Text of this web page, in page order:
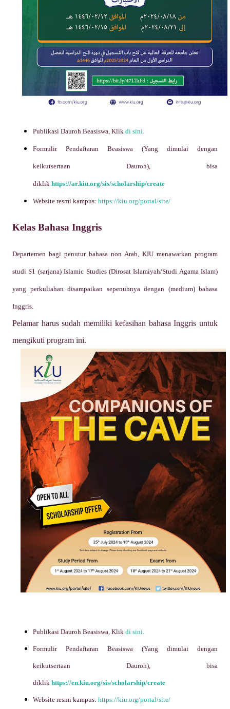
Publikasi Dauroh Beasiswa, Klik di sini.
Formulir Pendaftaran Beasiswa (Yang dimulai dengan
keikutsertaan Dauroh), bisa
diklik https://ar.kiu.org/sis/scholarship/create
Website resmi kampus: https://kiu.org/portal/site/
Kelas Bahasa Inggris
Departemen bagi penutur bahasa non Arab, KIU menawarkan program
studi S1 (sarjana) Islamic Studies (Dirosat Islamiyah/Studi Agama Islam)
yang perkuliahan disampaikan sepenuhnya dengan (medium) bahasa
Inggris.
Pelamar harus sudah memiliki kefasihan bahasa Inggris untuk
mengikuti program ini.
Publikasi Dauroh Beasiswa, Klik di sini.
Formulir Pendaftaran Beasiswa (Yang dimulai dengan
keikutsertaan Dauroh), bisa
diklik https://en.kiu.org/sis/scholarship/create
Website resmi kampus: https://kiu.org/portal/site/